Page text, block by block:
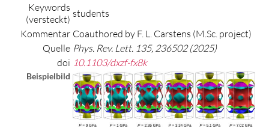
Keywords
(versteckt) students
Kommentar Coauthored by F. L. Carstens (M.Sc. project)
Quelle Phys. Rev. Lett. 135, 236502 (2025)
doi 10.1103/dxzf-fx8k
Beispielbild